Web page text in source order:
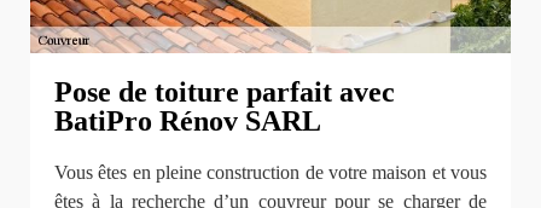
Pose de toiture parfait avec
BatiPro Rénov SARL
Vous êtes en pleine construction de votre maison et vous
êtes à la recherche d’un couvreur pour se charger de